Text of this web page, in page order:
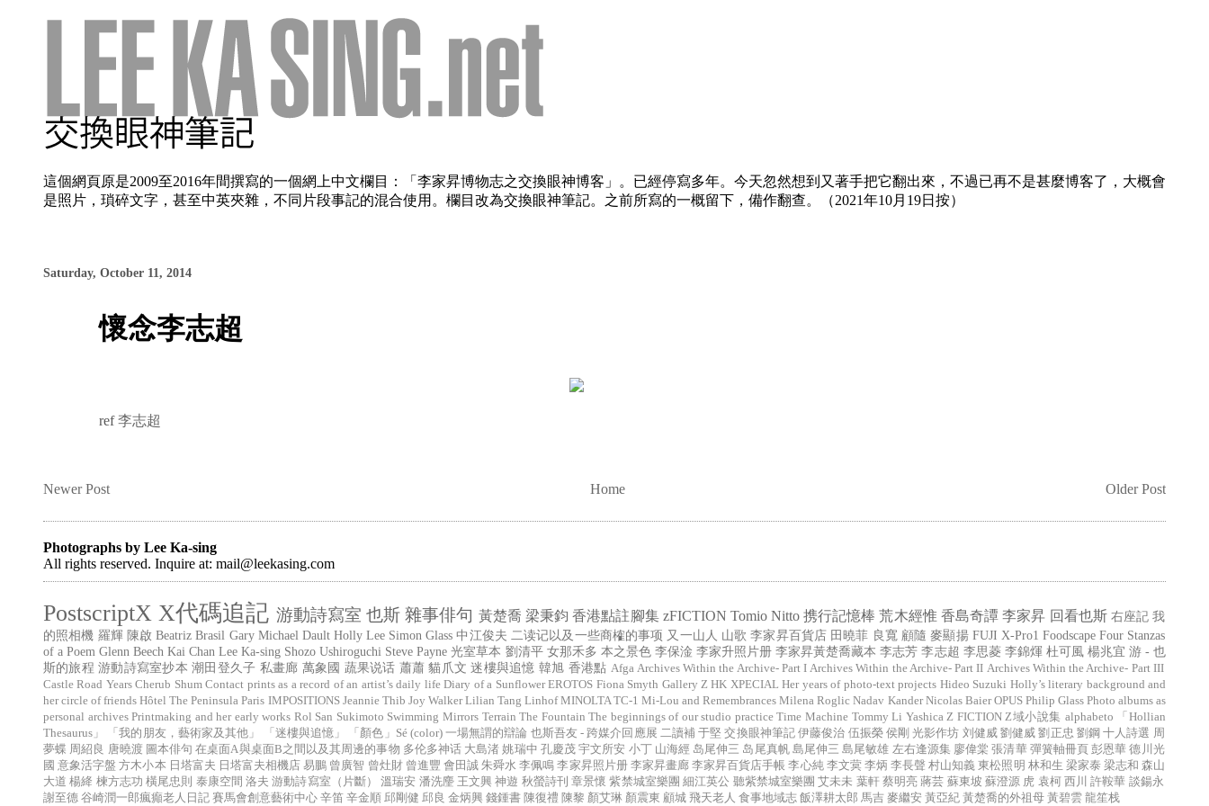
這個網頁原是2009至2016年間撰寫的一個網上中文欄目：「李家昇博物志之交換眼神博客」。已經停寫多年。今天忽然想到又著手把它翻出來，不過已再不是甚麼博客了，大概會
是照片，瑣碎文字，甚至中英夾雜，不同片段事記的混合使用。欄目改為交換眼神筆記。之前所寫的一概留下，備作翻查。（2021年10月19日按）
Saturday, October 11, 2014
懷念李志超
ref李志超
Newer Post Older Post
Home
Photographs by Lee Ka-sing
All rights reserved. Inquire at: mail@leekasing.com
PostscriptX X代碼追記 游動詩寫室 也斯 雜事俳句 黃楚喬 梁秉鈞 香港點註腳集 zFICTION Tomio Nitto 携行記憶棒 荒木經惟 香島奇譚 李家昇 回看也斯 右座記 我
的照相機 羅輝 陳啟 Beatriz Brasil Gary Michael Dault Holly Lee Simon Glass 中江俊夫 二读记以及一些商榷的事项 又一山人 山歌 李家昇百貨店 田曉菲 良寬 顧隨 麥顯揚 FUJI X-Pro1 Foodscape Four Stanzas
of a Poem Glenn Beech Kai Chan Lee Ka-sing Shozo Ushiroguchi Steve Payne 光室草本 劉清平 女那禾多 本之景色 李保淦 李家升照片册 李家昇黃楚喬藏本 李志芳 李志超 李思菱 李錦煇 杜可風 楊兆宜 游 - 也
斯的旅程 游動詩寫室抄本 潮田登久子 私畫廊 萬象國 蔬果说话 蕭蕭 貓爪文 迷樓與追憶 韓旭 香港點 Afga Archives Within the Archive- Part I Archives Within the Archive- Part II Archives Within the Archive- Part III
Castle Road Years Cherub Shum Contact prints as a record of an artist’s daily life Diary of a Sunflower EROTOS Fiona Smyth Gallery Z HK XPECIAL Her years of photo-text projects Hideo Suzuki Holly’s literary background and
her circle of friends Hôtel The Peninsula Paris IMPOSITIONS Jeannie Thib Joy Walker Lilian Tang Linhof MINOLTA TC-1 Mi-Lou and Remembrances Milena Roglic Nadav Kander Nicolas Baier OPUS Philip Glass Photo albums as
personal archives Printmaking and her early works Rol San Sukimoto Swimming Mirrors Terrain The Fountain The beginnings of our studio practice Time Machine Tommy Li Yashica Z FICTION Z域小說集 alphabeto
「Hollian
Thesaurus」
「我的朋友，藝術家及其他」 「迷樓與追憶」 「顏色」Sé (color) 一場無謂的辯論 也斯吾友 - 跨媒介回應展 二讀補 于堅 交換眼神筆記 伊藤俊治 伍振榮 侯剛 光影作坊 刘健威 劉健威 劉正忠 劉鋼 十人詩選 周
夢蝶 周紹良 唐曉渡 圖本俳句 在桌面A與桌面B之間以及其周邊的事物 多伦多神话 大島渚 姚瑞中 孔慶茂 宇文所安 小丁 山海經 岛尾伸三 岛尾真帆 島尾伸三 島尾敏雄 左右逢源集 廖偉棠 張清華 彈簧軸冊頁 彭恩華 德川光
國 意象活字盤 方木小本 日塔富夫 日塔富夫相機店 易鵬 曾廣智 曾灶財 曾進豐 會田誠 朱舜水 李佩鳴 李家昇照片册 李家昇畫廊 李家昇百貨店手帳 李心純 李文蓂 李炳 李長聲 村山知義 東松照明 林和生 梁家泰 梁志和 森山
大道 楊絳 楝方志功 橫尾忠則 泰康空間 洛夫 游動詩寫室（片斷） 溫瑞安 潘洗麈 王文興 神遊 秋螢詩刊 章景懷 紫禁城室樂團 細江英公 聽紫禁城室樂團 艾未未 葉軒 蔡明亮 蔣芸 蘇東坡 蘇澄源 虎 袁柯 西川 許鞍華 談鍚永
謝至德 谷崎潤一郎瘋癲老人日記 賽馬會創意藝術中心 辛笛 辛金順 邱剛健 邱良 金炳興 錢鍾書 陳復禮 陳黎 顏艾琳 顏震東 顧城 飛天老人 食事地域志 飯澤耕太郎 馬吉 麥繼安 黃亞紀 黃楚喬的外祖母 黃碧雲 龍笙栈